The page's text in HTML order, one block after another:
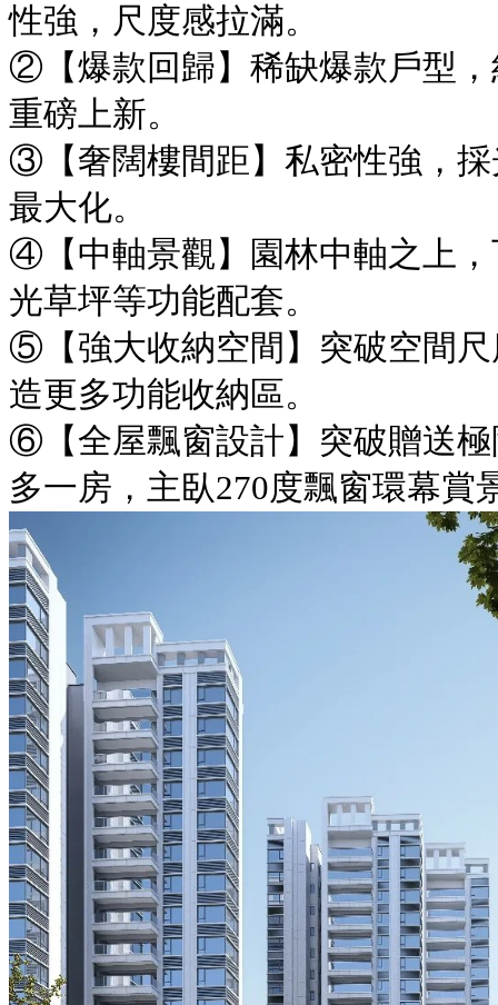
性強，尺度感拉滿。
②【爆款回歸】稀缺爆款戶型
重磅上新。
③【奢闊樓間距】私密性強，
最大化。
④【中軸景觀】園林中軸之上
光草坪等功能配套。
⑤【強大收納空間】突破空間
造更多功能收納區。
⑥【全屋飄窗設計】突破贈送
多一房，主臥270度飄窗環幕賞